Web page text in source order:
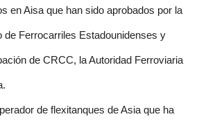
en Aisa que han sido aprobados por la
de Ferrocarriles Estadounidenses y
de CRCC, la Autoridad Ferroviaria
de flexitanques de Asia que ha